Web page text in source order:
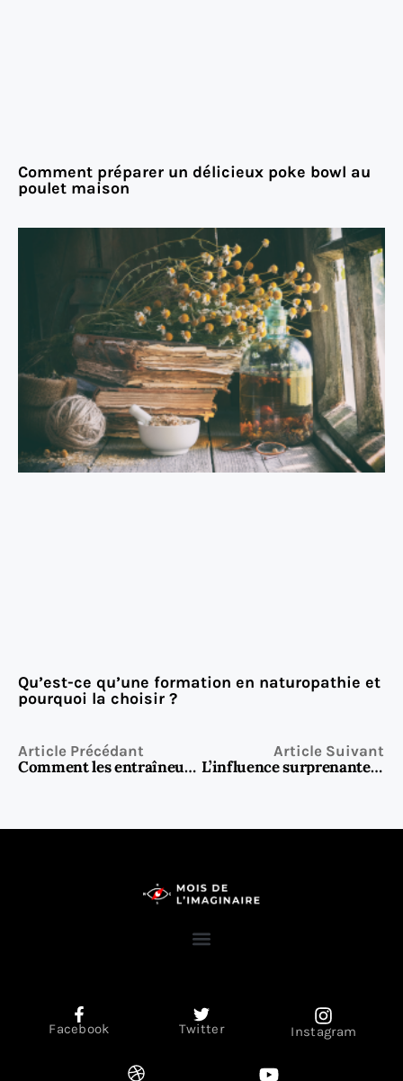
Comment préparer un délicieux poke bowl au
poulet maison
Qu’est-ce qu’une formation en naturopathie et
pourquoi la choisir ?
Article Précédant
Comment les entraîneurs utilisent les neurosciences dans la boxe pour améliorer les réactions
Article Suivant
L’influence surprenante des saisons et de la météo sur les habitudes de jeu
Facebook Twitter Instagram